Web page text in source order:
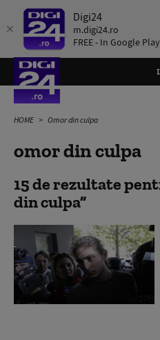
Digi24
m.digi24.ro
FREE - In Google Play
HOME Omor din culpa
omor din culpa
15 de rezultate
din culpa